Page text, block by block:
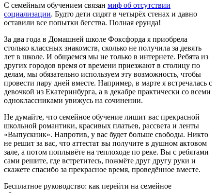
С семейным обучением связан миф об отсутствии
социализации. Будто дети сидят в четырёх стенах и давно
оставили все попытки бегства. Полная ерунда!
За два года в Домашней школе Фоксфорда я приобрела
столько классных знакомств, сколько не получила за девять
лет в школе. И общаемся мы не только в интернете. Ребята из
других городов время от времени приезжают в столицу по
делам, мы обязательно используем эту возможность, чтобы
провести пару дней вместе. Например, в марте я встречалась с
девочкой из Екатеринбурга, а в декабре практически со всеми
одноклассниками увижусь на сочинении.
Не думайте, что семейное обучение лишит вас прекрасной
школьной романтики, красивых платьев, рассвета и ленты
«Выпускник». Напротив, у вас будет больше свободы. Никто
не решит за вас, что аттестат вы получите в душном актовом
зале, а потом поплывёте на теплоходе по реке. Вы с ребятами
сами решите, где встретитесь, пожмёте друг другу руки и
скажете спасибо за прекрасное время, проведённое вместе.
Бесплатное руководство: как перейти на семейное